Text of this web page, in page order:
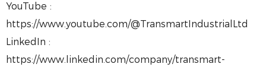
YouTube :
https://www.youtube.com/@TransmartIndustrialLtd
LinkedIn :
https://www.linkedin.com/company/transmart-